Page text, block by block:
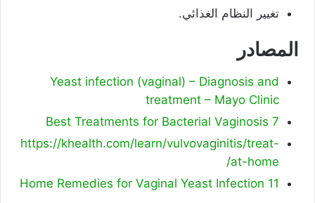
تغيير النظام الغذائي.
المصادر
Yeast infection (vaginal) – Diagnosis and
treatment – Mayo Clinic
7 Best Treatments for Bacterial Vaginosis
https://khealth.com/learn/vulvovaginitis/treat-
at-home/
11 Home Remedies for Vaginal Yeast Infection